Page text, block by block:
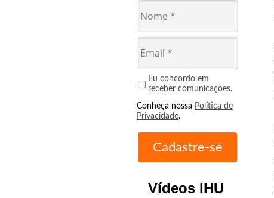
Eu concordo em
receber comunicações.
Conheça nossa Política de
Privacidade.
Vídeos IHU